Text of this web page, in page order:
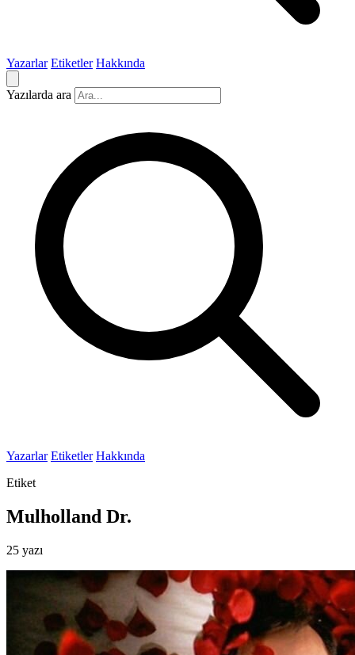
Yazarlar Etiketler Hakkında
Yazılarda ara
Yazarlar Etiketler Hakkında
Etiket
Mulholland Dr.
25 yazı